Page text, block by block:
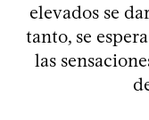
elevados se
tanto, se
las